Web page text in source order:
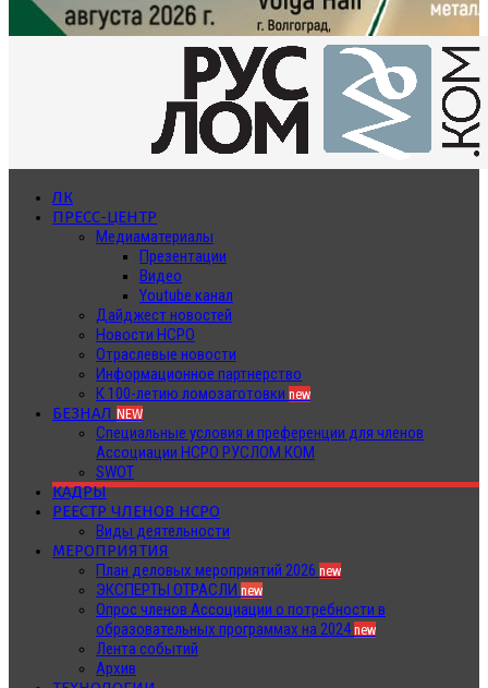
ЛК
ПРЕСС-ЦЕНТР
Медиаматериалы
Презентации
Видео
Youtube канал
Дайджест новостей
Новости НСРО
Отраслевые новости
Информационное партнерство
К 100-летию ломозаготовки new
БЕЗНАЛ NEW
Специальные условия и преференции для членов
Ассоциации НСРО РУСЛОМ.КОМ
SWOT
КАДРЫ
РЕЕСТР ЧЛЕНОВ НСРО
Виды деятельности
МЕРОПРИЯТИЯ
План деловых мероприятий 2026 new
ЭКСПЕРТЫ ОТРАСЛИ new
Опрос членов Ассоциации о потребности в
образовательных программах на 2024new
Лента событий
Архив